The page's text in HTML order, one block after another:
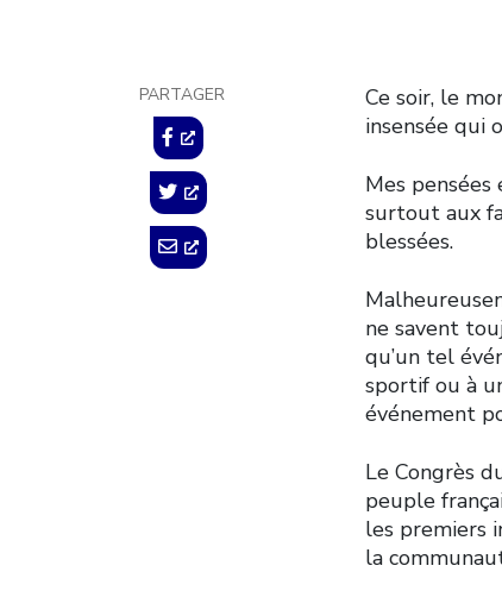
PARTAGER
Ce soir, le
insensée qui
Mes
surtout aux
blessées.
ne savent
qu’un tel
sportif ou à
événement
Le Congrès
peuple
les premiers
la